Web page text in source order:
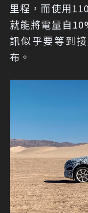
里程，而使用
就能將電量自
訊似乎要等到
布。